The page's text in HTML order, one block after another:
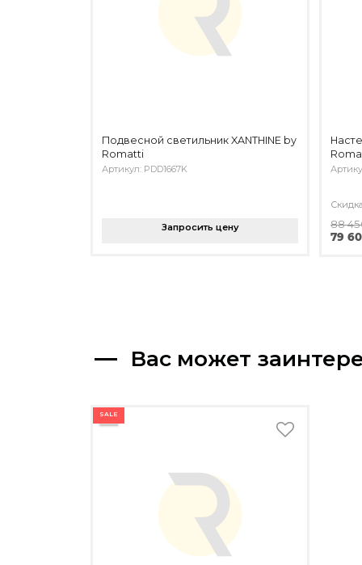
Подвесной светильник XANTHINE by
Romatti
Артикул: PDD1667K
Запросить цену
88
79
Вас может
SALE